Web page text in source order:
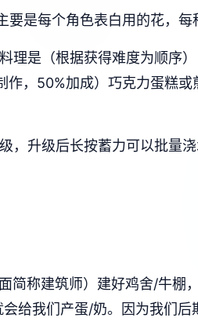
是每个角色表白用的花，每
是（根据获得难度为顺序）
，50%加成）巧克力蛋糕或
，升级后长按蓄力可以批量
称建筑师）建好鸡舍/牛棚
给我们产蛋/奶。因为我们后